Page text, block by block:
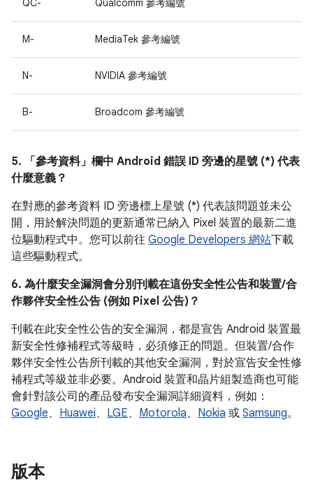
QC- Qualcomm 參考編號
M- MediaTek 參考編號
N- NVIDIA 參考編號
B- Broadcom 參考編號
5. 「參考資料」 欄中 Android 錯誤 ID 旁邊的星號 (*) 代表
什麼意義？
在對應的參考資料 ID 旁邊標上星號 (*) 代表該問題並未公
開，用於解決問題的更新通常已納入 Pixel 裝置的最新二進
位驅動程式中。您可以前往 Google Developers 網站下載
這些驅動程式。
6. 為什麼安全漏洞會分別刊載在這份安全性公告和裝置/合
作夥伴安全性公告 (例如 Pixel 公告)？
刊載在此安全性公告的安全漏洞，都是宣告 Android 裝置最
新安全性修補程式等級時，必須修正的問題。但裝置/合作
夥伴安全性公告所刊載的其他安全漏洞，對於宣告安全性修
補程式等級並非必要。Android 裝置和晶片組製造商也可能
會針對該公司的產品發布安全漏洞詳細資料，例如：
Google、 Huawei、 LGE、 Motorola、 Nokia 或 Samsung。
版本